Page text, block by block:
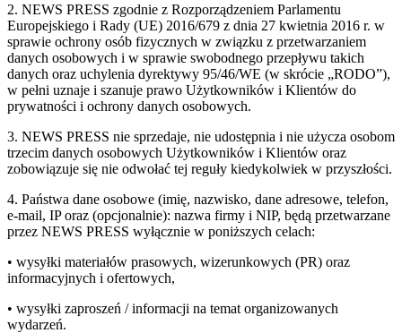
2. NEWS PRESS zgodnie z Rozporządzeniem Parlamentu
Europejskiego i Rady (UE) 2016/679 z dnia 27 kwietnia 2016 r. w
sprawie ochrony osób fizycznych w związku z przetwarzaniem
danych osobowych i w sprawie swobodnego przepływu takich
danych oraz uchylenia dyrektywy 95/46/WE (w skrócie „RODO”),
w pełni uznaje i szanuje prawo Użytkowników i Klientów do
prywatności i ochrony danych osobowych.
3. NEWS PRESS nie sprzedaje, nie udostępnia i nie użycza osobom
trzecim danych osobowych Użytkowników i Klientów oraz
zobowiązuje się nie odwołać tej reguły kiedykolwiek w przyszłości.
4. Państwa dane osobowe (imię, nazwisko, dane adresowe, telefon,
e-mail, IP oraz (opcjonalnie): nazwa firmy i NIP, będą przetwarzane
przez NEWS PRESS wyłącznie w poniższych celach:
• wysyłki materiałów prasowych, wizerunkowych (PR) oraz
informacyjnych i ofertowych,
• wysyłki zaproszeń / informacji na temat organizowanych
wydarzeń.